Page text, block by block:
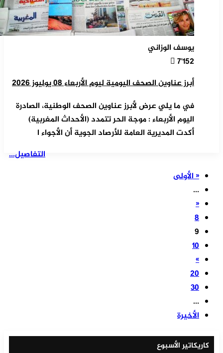
يوسف الوزاني
7٬152
أبرز عناوين الصحف اليومية ليوم الأربعاء 08 يوليوز 2026
في ما يلي عرض لأبرز عناوين الصحف الوطنية، الصادرة
اليوم الأربعاء : موجة الحر تتمدد (الأحداث المغربية)
أكدت المديرية العامة للأرصاد الجوية أن الأجواء ا
التفاصيل...
« الأولى
...
«
8
9
10
»
20
30
...
الأخيرة
كاريكاتير الأسبوع